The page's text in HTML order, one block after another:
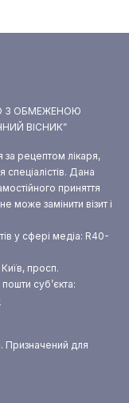
З ОБМЕЖЕНОЮ
ВІСНИК”
за рецептом лікаря,
Дана
приняття
може замінити візит і
у сфері медіа: R40-
просп.
суб’єкта:
Призначений для